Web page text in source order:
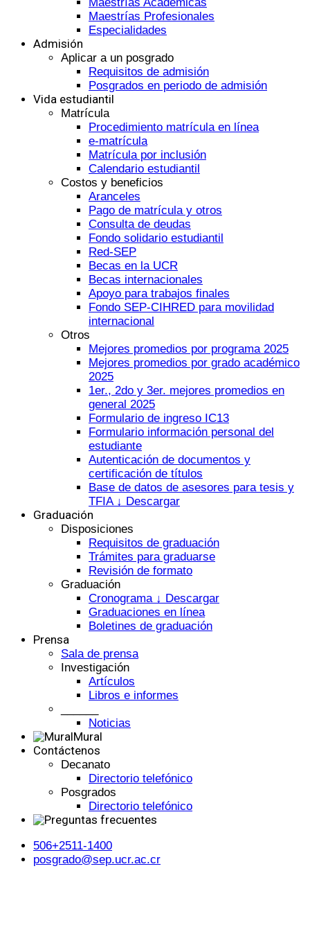
Maestrías Profesionales
Especialidades
Admisión
Aplicar a un posgrado
Requisitos de admisión
Posgrados en periodo de admisión
Vida estudiantil
Matrícula
Procedimiento matrícula en línea
e-matrícula
Matrícula por inclusión
Calendario estudiantil
Costos y beneficios
Aranceles
Pago de matrícula y otros
Consulta de deudas
Fondo solidario estudiantil
Red-SEP
Becas en la UCR
Becas internacionales
Apoyo para trabajos finales
Fondo SEP-CIHRED para movilidad
internacional
Otros
Mejores promedios por programa 2025
Mejores promedios por grado académico
2025
1er., 2do y 3er. mejores promedios en
general 2025
Formulario de ingreso IC13
Formulario información personal del
estudiante
Autenticación de documentos y
certificación de títulos
Base de datos de asesores para tesis y
TFIA ↓ Descargar
Graduación
Disposiciones
Requisitos de graduación
Trámites para graduarse
Revisión de formato
Graduación
Cronograma ↓ Descargar
Graduaciones en línea
Boletines de graduación
Prensa
Sala de prensa
Investigación
Artículos
Libros e informes
Noticias
Mural
Contáctenos
Decanato
Directorio telefónico
Posgrados
Directorio telefónico
506+2511-1400
posgrado@sep.ucr.ac.cr